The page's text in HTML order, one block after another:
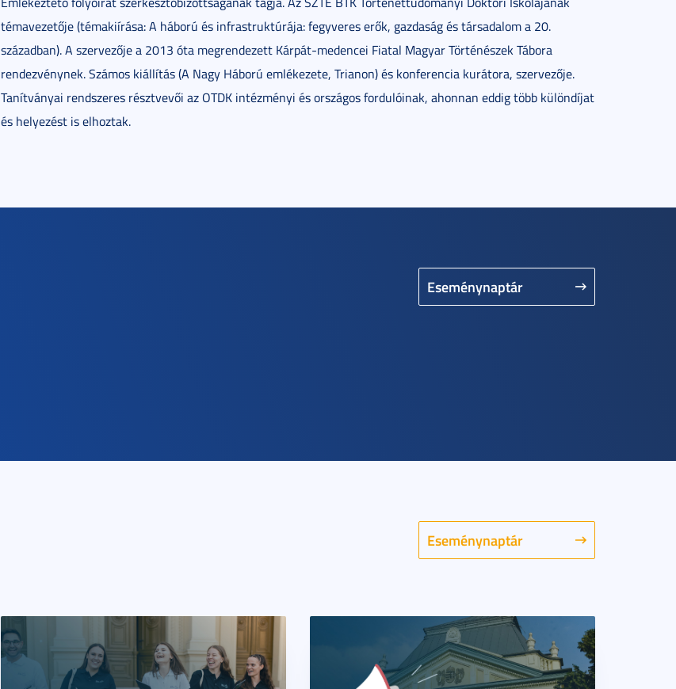
témavezetője (témakiírása: A háború és infrastruktúrája: fegyveres erők, gazdaság és társadalom a 20.
században). A szervezője a 2013 óta megrendezett Kárpát-medencei Fiatal Magyar Történészek Tábora
rendezvénynek. Számos kiállítás (A Nagy Háború emlékezete, Trianon) és konferencia kurátora, szervezője.
Tanítványai rendszeres résztvevői az OTDK intézményi és országos fordulóinak, ahonnan eddig több különdíjat
és helyezést is elhoztak.
Eseménynaptár
Eseménynaptár